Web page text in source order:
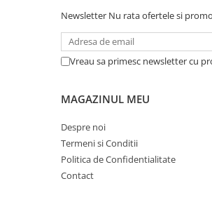
Newsletter Nu rata ofertele si
Vreau sa primesc newsletter cu
MAGAZINUL MEU
Despre noi
Termeni si Conditii
Politica de Confidentialitate
Contact